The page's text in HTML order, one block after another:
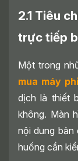
3.11
4. Nên
Phiên
5. Mua
Đâu
2.1 Tiêu
trực tiếp
Một trong
mua máy
dịch là thiết
không. Màn
nội dung bản
huống cần